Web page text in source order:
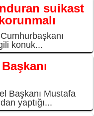
suikast
konuk...
Başkanı Mustafa
yaptığı...